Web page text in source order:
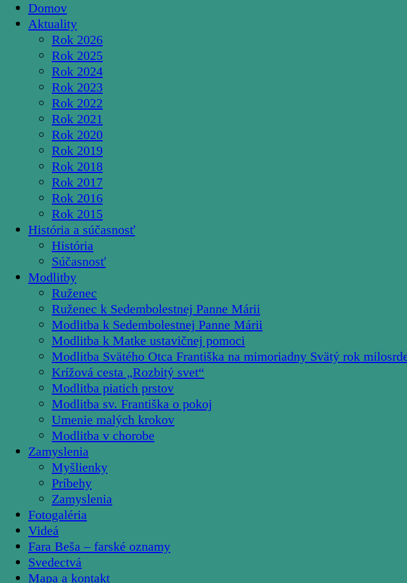
Domov
Aktuality
Rok 2026
Rok 2025
Rok 2024
Rok 2023
Rok 2022
Rok 2021
Rok 2020
Rok 2019
Rok 2018
Rok 2017
Rok 2016
Rok 2015
História a súčasnosť
História
Súčasnosť
Modlitby
Ruženec
Ruženec k Sedembolestnej Panne Márii
Modlitba k Sedembolestnej Panne Márii
Modlitba k Matke ustavičnej pomoci
Modlitba Svätého Otca Františka na mimoriadny Svätý rok
Krížová cesta „Rozbitý svet“
Modlitba piatich prstov
Modlitba sv. Františka o pokoj
Umenie malých krokov
Modlitba v chorobe
Zamyslenia
Myšlienky
Príbehy
Zamyslenia
Fotogaléria
Videá
Fara Beša – farské oznamy
Svedectvá
Mapa a kontakt